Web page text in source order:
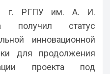
г. РГПУ им. А. И.
получил статус
инновационной
для продолжения
проекта под